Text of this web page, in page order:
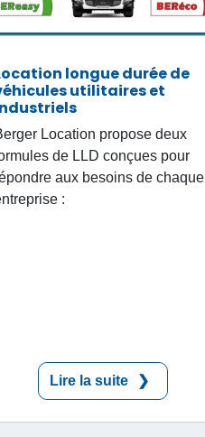
longue durée de
utilitaires et
Location propose deux
de LLD conçues pour
aux besoins de chaque
:
Lire la suite